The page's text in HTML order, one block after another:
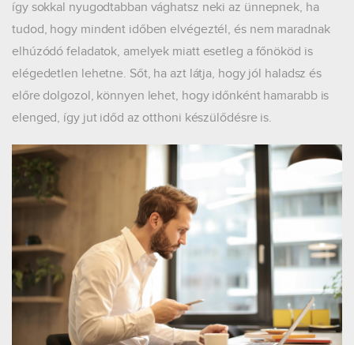
így sokkal nyugodtabban vághatsz neki az ünnepnek, ha
tudod, hogy mindent időben elvégeztél, és nem maradnak
elhúzódó feladatok, amelyek miatt esetleg a főnököd is
elégedetlen lehetne. Sőt, ha azt látja, hogy jól haladsz és
előre dolgozol, könnyen lehet, hogy időnként hamarabb is
elenged, így jut időd az otthoni készülődésre is.